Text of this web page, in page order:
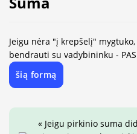
Jeigu nėra "į krepšelį"
bendrauti su vadybininku -
šią formą
« Jeigu pirkinio suma